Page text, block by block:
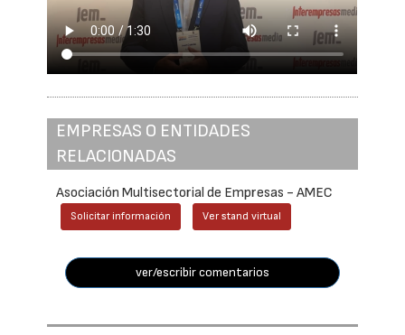
EMPRESAS O ENTIDADES
RELACIONADAS
Asociación Multisectorial de Empresas - AMEC
Solicitar información Ver stand virtual
ver/escribir comentarios